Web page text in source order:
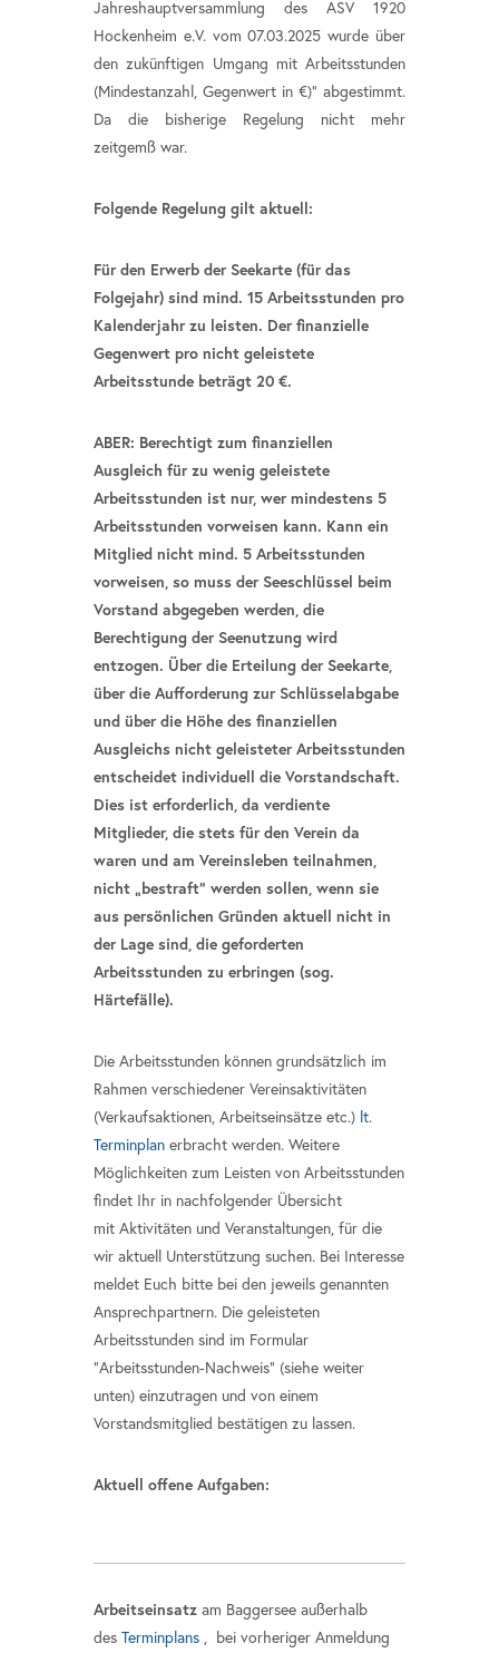
Jahreshauptversammlung des ASV 1920
Hockenheim e.V. vom 07.03.2025 wurde über
den zukünftigen Umgang mit Arbeitsstunden
(Mindestanzahl, Gegenwert in €)“ abgestimmt.
Da die bisherige Regelung nicht mehr
zeitgemß war.
Folgende Regelung gilt aktuell:
Für den Erwerb der Seekarte (für das
Folgejahr) sind mind. 15 Arbeitsstunden pro
Kalenderjahr zu leisten. Der finanzielle
Gegenwert pro nicht geleistete
Arbeitsstunde beträgt 20 €.
ABER: Berechtigt zum finanziellen
Ausgleich für zu wenig geleistete
Arbeitsstunden ist nur, wer mindestens 5
Arbeitsstunden vorweisen kann. Kann ein
Mitglied nicht mind. 5 Arbeitsstunden
vorweisen, so muss der Seeschlüssel beim
Vorstand abgegeben werden, die
Berechtigung der Seenutzung wird
entzogen. Über die Erteilung der Seekarte,
über die Aufforderung zur Schlüsselabgabe
und über die Höhe des finanziellen
Ausgleichs nicht geleisteter Arbeitsstunden
entscheidet individuell die Vorstandschaft.
Dies ist erforderlich, da verdiente
Mitglieder, die stets für den Verein da
waren und am Vereinsleben teilnahmen,
nicht „bestraft“ werden sollen, wenn sie
aus persönlichen Gründen aktuell nicht in
der Lage sind, die geforderten
Arbeitsstunden zu erbringen (sog.
Härtefälle).
Die Arbeitsstunden können grundsätzlich im
Rahmen verschiedener Vereinsaktivitäten
(Verkaufsaktionen, Arbeitseinsätze etc.) lt.
Terminplan erbracht werden. Weitere
Möglichkeiten zum Leisten von Arbeitsstunden
findet Ihr in nachfolgender Übersicht
mit Aktivitäten und Veranstaltungen, für die
wir aktuell Unterstützung suchen. Bei Interesse
meldet Euch bitte bei den jeweils genannten
Ansprechpartnern. Die geleisteten
Arbeitsstunden sind im Formular
"Arbeitsstunden-Nachweis" (siehe weiter
unten) einzutragen und von einem
Vorstandsmitglied bestätigen zu lassen.
Aktuell offene Aufgaben:
Arbeitseinsatz am Baggersee außerhalb
des Terminplans , bei vorheriger Anmeldung